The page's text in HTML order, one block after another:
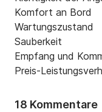
Komfort an Bord
Wartungszustand
Sauberkeit
Empfang und
Preis-
18 Kommentare